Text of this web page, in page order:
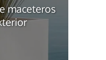
maceteros